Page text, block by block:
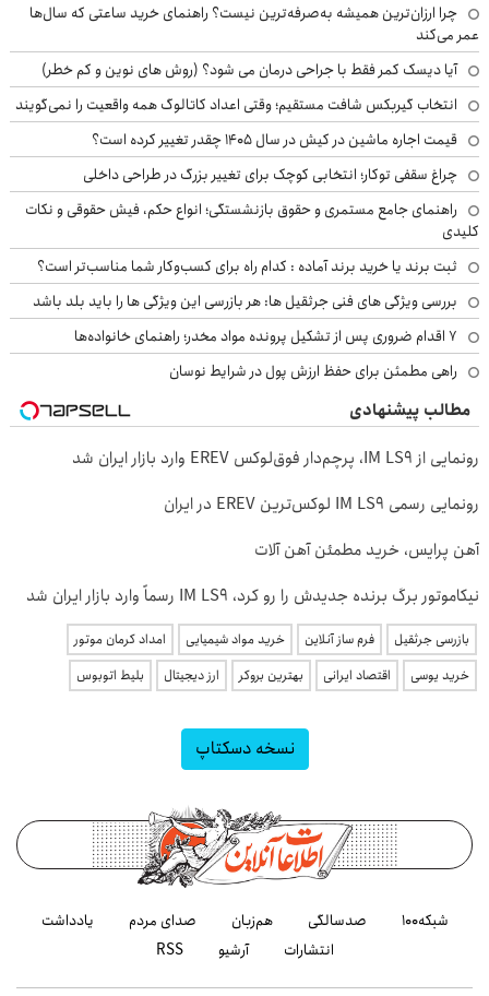
چرا ارزان‌ترین همیشه به‌صرفه‌ترین نیست؟ راهنمای خرید ساعتی که سال‌ها
عمر می‌کند
آیا دیسک کمر فقط با جراحی درمان می شود؟ (روش های نوین و کم خطر)
انتخاب گیربکس شافت مستقیم؛ وقتی اعداد کاتالوگ همه واقعیت را نمی‌گویند
قیمت اجاره ماشین در کیش در سال ۱۴۰۵ چقدر تغییر کرده است؟
چراغ سقفی توکار؛ انتخابی کوچک برای تغییر بزرگ در طراحی داخلی
راهنمای جامع مستمری و حقوق بازنشستگی؛ انواع حکم، فیش حقوقی و نکات
کلیدی
ثبت برند یا خرید برند آماده : کدام راه برای کسب‌وکار شما مناسب‌تر است؟
بررسی ویژگی های فنی جرثقیل ها: هر بازرسی این ویژگی ها را باید بلد باشد
۷ اقدام ضروری پس از تشکیل پرونده مواد مخدر؛ راهنمای خانواده‌ها
راهی مطمئن برای حفظ ارزش پول در شرایط نوسان
مطالب پیشنهادی
رونمایی از IM LS9، پرچم‌دار فوق‌لوکس EREV وارد بازار ایران شد
رونمایی رسمی IM LS9 لوکس‌ترین EREV در ایران
آهن پرایس، خرید مطمئن آهن آلات
نیکاموتور برگ برنده جدیدش را رو کرد، IM LS9 رسماً وارد بازار ایران شد
بازرسی جرثقیل فرم ساز آنلاین خرید مواد شیمیایی
امداد کرمان موتور
خرید یوسی
اقتصاد ایرانی بهترین بروکر ارز دیجیتال بلیط اتوبوس
نسخه دسکتاپ
شبکه۱۰۰ صدسالگی هم‌زبان صدای مردم
یادداشت
انتشارات
آرشیو RSS